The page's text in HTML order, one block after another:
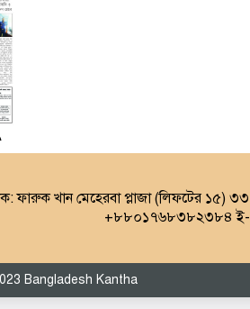
ফারুক খান মেহেরবা প্লাজা (লিফটের ১৫)
+৮৮০১৭৬৮৩৮২৩৮৪ ই-
Bangladesh Kantha